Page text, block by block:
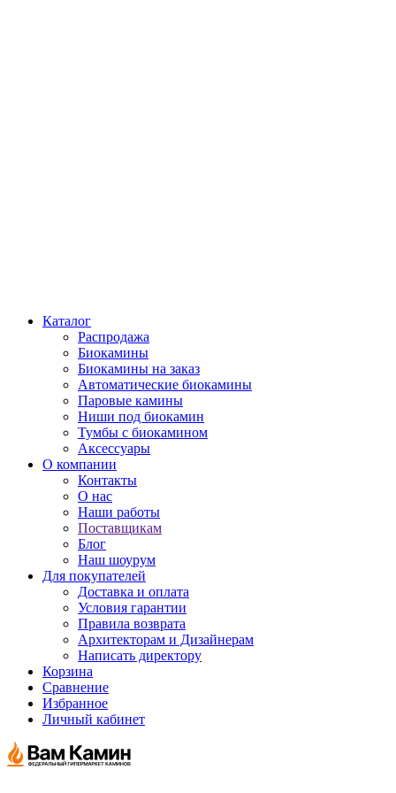
Каталог
Распродажа
Биокамины
Биокамины на заказ
Автоматические биокамины
Паровые камины
Ниши под биокамин
Тумбы с биокамином
Аксессуары
О компании
Контакты
О нас
Наши работы
Поставщикам
Блог
Наш шоурум
Для покупателей
Доставка и оплата
Условия гарантии
Правила возврата
Архитекторам и Дизайнерам
Написать директору
Корзина
Сравнение
Избранное
Личный кабинет